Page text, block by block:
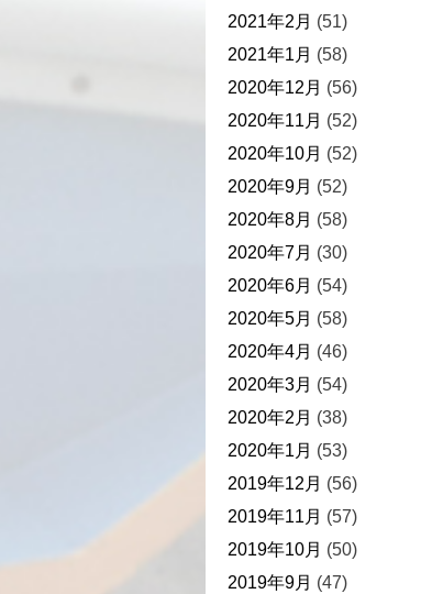
2021年2月 (51)
2021年1月 (58)
2020年12月 (56)
2020年11月 (52)
2020年10月 (52)
2020年9月 (52)
2020年8月 (58)
2020年7月 (30)
2020年6月 (54)
2020年5月 (58)
2020年4月 (46)
2020年3月 (54)
2020年2月 (38)
2020年1月 (53)
2019年12月 (56)
2019年11月 (57)
2019年10月 (50)
2019年9月 (47)